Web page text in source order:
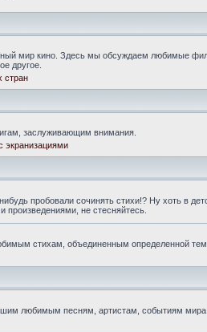
мир кино. Здесь мы обсуждаем любимые
другое.
стран
заслуживающим внимания.
экранизациями
пробовали сочинять стихи!? Ну хоть в
произведениями, не стесняйтесь.
стихам, объединенным определенной
любимым песням, артистам, событиям